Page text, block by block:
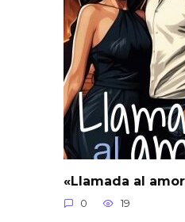
«Llamada al
0 19